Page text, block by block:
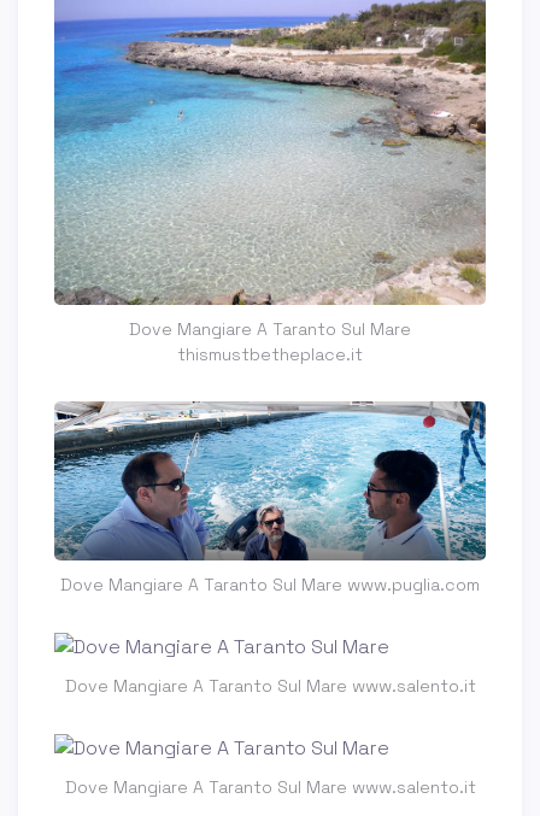
Dove Mangiare A Taranto Sul Mare
thismustbetheplace.it
Dove Mangiare A Taranto Sul Mare www.puglia.com
Dove Mangiare A Taranto Sul Mare www.salento.it
Dove Mangiare A Taranto Sul Mare www.salento.it